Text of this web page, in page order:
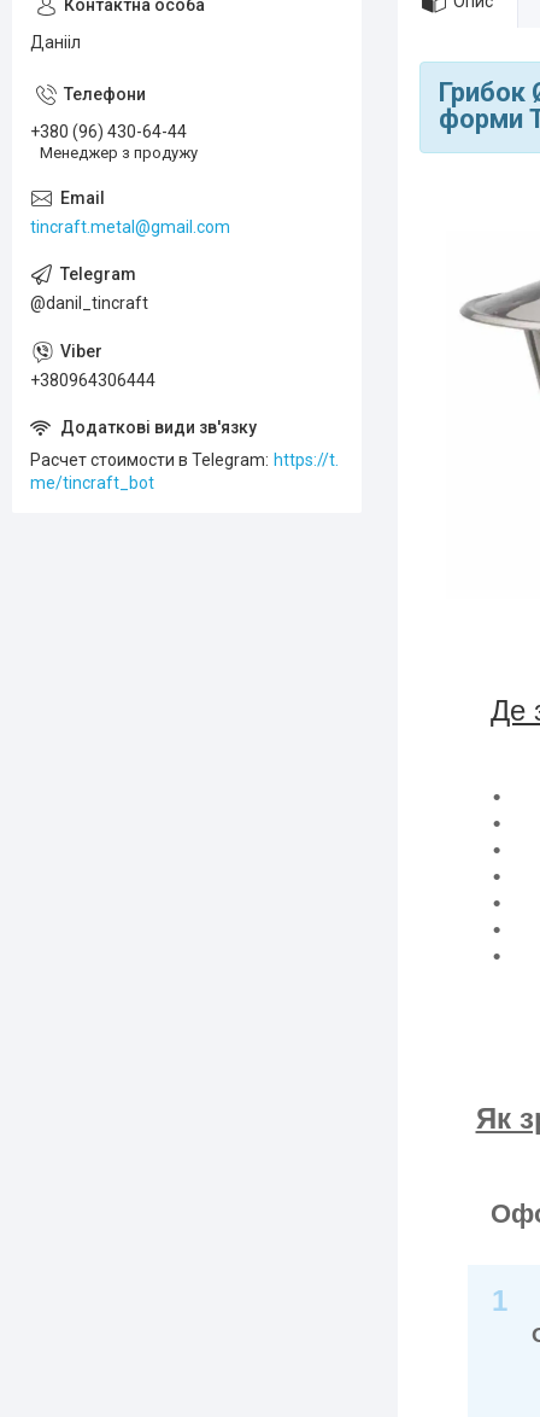
Грибок
форми
Де
Як
1
Данііл
+380 (96) 430-64-44
Менеджер з продужу
tincraft.metal@gmail.com
@danil_tincraft
+380964306444
Расчет стоимости в Telegram
https://t.
me/tincraft_bot